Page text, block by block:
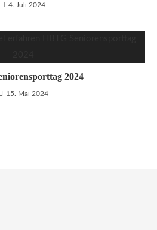
4. Juli 2024
2024
15. Mai 2024